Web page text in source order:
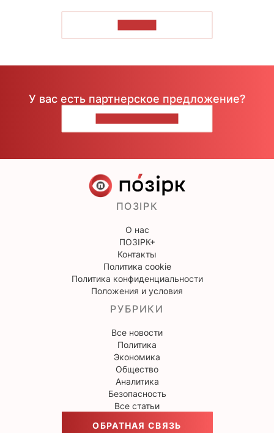
У вас есть партнерское предложение?
ПОЗІРК
О нас
ПОЗІРК+
Контакты
Политика cookie
Политика конфиденциальности
Положения и условия
РУБРИКИ
Все новости
Политика
Экономика
Общество
Аналитика
Безопасность
Все статьи
ОБРАТНАЯ СВЯЗЬ